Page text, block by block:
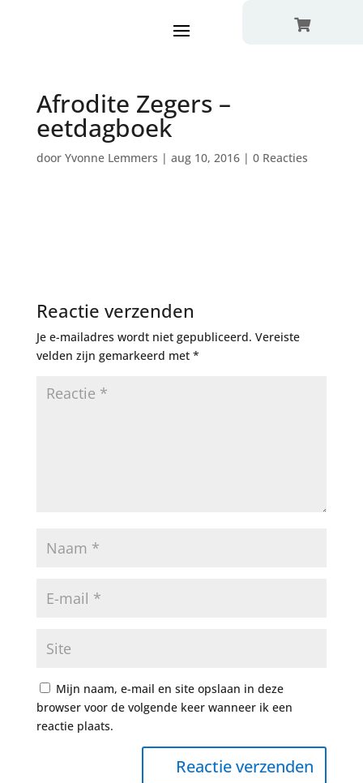

Afrodite Zegers –
eetdagboek
door Yvonne Lemmers | aug 10, 2016| 0 Reacties
Reactie verzenden
Je e-mailadres wordt niet gepubliceerd. Vereiste
velden zijn gemarkeerd met *
Mijn naam, e-mail en site opslaan in deze
browser voor de volgende keer wanneer ik een
reactie plaats.